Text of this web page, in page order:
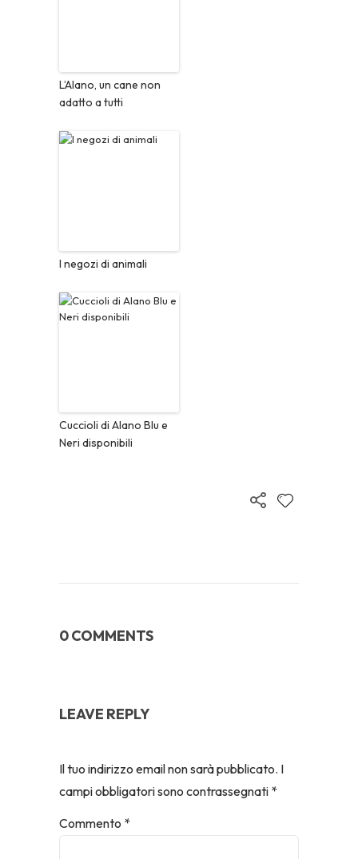
L’Alano, un cane non
adatto a tutti
I negozi di animali
Cuccioli di Alano Blu e
Neri disponibili
0 COMMENTS
LEAVE REPLY
Il tuo indirizzo email non sarà pubblicato. I
campi obbligatori sono contrassegnati *
Commento *